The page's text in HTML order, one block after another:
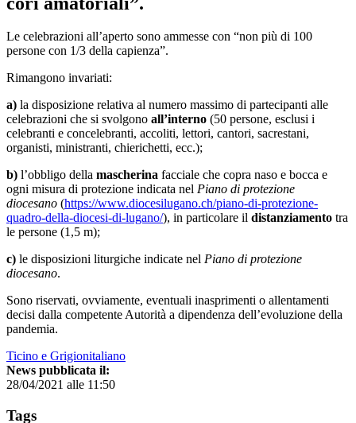
Le celebrazioni all’aperto sono ammesse con “non più di 100
persone con 1/3 della capienza”.
Rimangono invariati:
a) la disposizione relativa al numero massimo di partecipanti alle
celebrazioni che si svolgono all’interno (50 persone, esclusi i
celebranti e concelebranti, accoliti, lettori, cantori, sacrestani,
organisti, ministranti, chierichetti, ecc.);
b) l’obbligo della mascherina facciale che copra naso e bocca e
ogni misura di protezione indicata nel Piano di protezione
diocesano (https://www.diocesilugano.ch/piano-di-protezione-
quadro-della-diocesi-di-lugano/), in particolare il distanziamento tra
le persone (1,5 m);
c) le disposizioni liturgiche indicate nel Piano di protezione
diocesano.
Sono riservati, ovviamente, eventuali inasprimenti o allentamenti
decisi dalla competente Autorità a dipendenza dell’evoluzione della
pandemia.
Ticino e Grigionitaliano
News pubblicata il:
28/04/2021 alle 11:50
Tags